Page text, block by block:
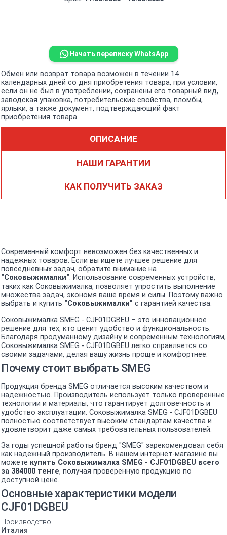
Начать переписку WhatsApp
Обмен или возврат товара возможен в течении 14
календарных дней со дня приобретения товара, при условии,
если он не был в употреблении, сохранены его товарный вид,
заводская упаковка, потребительские свойства, пломбы,
ярлыки, а также документ, подтверждающий факт
приобретения товара.
ОПИСАНИЕ
НАШИ ГАРАНТИИ
КАК ПОЛУЧИТЬ ЗАКАЗ
Современный комфорт невозможен без качественных и
надежных товаров. Если вы ищете лучшее решение для
повседневных задач, обратите внимание на
"Соковыжималки". Использование современных устройств,
таких как Соковыжималка, позволяет упростить выполнение
множества задач, экономя ваше время и силы. Поэтому важно
выбрать и купить "Соковыжималки" с гарантией качества.
Соковыжималка SMEG - CJF01DGBEU – это инновационное
решение для тех, кто ценит удобство и функциональность.
Благодаря продуманному дизайну и современным технологиям,
Соковыжималка SMEG - CJF01DGBEU легко справляется со
своими задачами, делая вашу жизнь проще и комфортнее.
Почему стоит выбрать SMEG
Продукция бренда SMEG отличается высоким качеством и
надежностью. Производитель использует только проверенные
технологии и материалы, что гарантирует долговечность и
удобство эксплуатации. Соковыжималка SMEG - CJF01DGBEU
полностью соответствует высоким стандартам качества и
удовлетворит даже самых требовательных пользователей.
За годы успешной работы бренд "SMEG" зарекомендовал себя
как надежный производитель. В нашем интернет-магазине вы
можете купить Соковыжималка SMEG - CJF01DGBEU всего
за 384000 тенге, получая проверенную продукцию по
доступной цене.
Основные характеристики модели
CJF01DGBEU
Производство
Италия